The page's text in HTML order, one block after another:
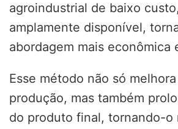
agroindustrial de baixo
amplamente disponível,
abordagem mais econômica
Esse método não só
produção, mas também
do produto final, tornando-o